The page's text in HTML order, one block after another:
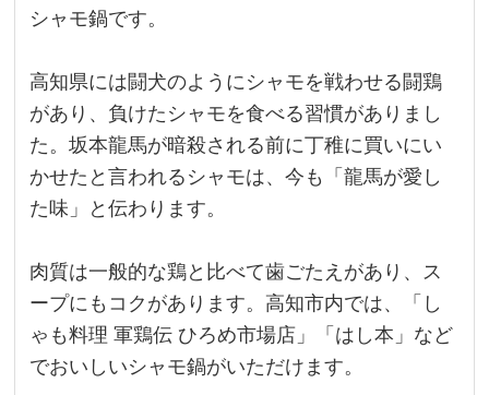
シャモ鍋です。
高知県には闘犬のようにシャモを戦わせる闘鶏
があり、負けたシャモを食べる習慣がありまし
た。坂本龍馬が暗殺される前に丁稚に買いにい
かせたと言われるシャモは、今も「龍馬が愛し
た味」と伝わります。
肉質は一般的な鶏と比べて歯ごたえがあり、ス
ープにもコクがあります。高知市内では、「し
ゃも料理 軍鶏伝 ひろめ市場店」「はし本」など
でおいしいシャモ鍋がいただけます。